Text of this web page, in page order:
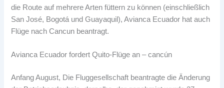
die Route auf mehrere Arten füttern zu können (einschließlich
San José, Bogotá und Guayaquil), Avianca Ecuador hat auch
Flüge nach Cancun beantragt.
Avianca Ecuador fordert Quito-Flüge an – cancún
Anfang August, Die Fluggesellschaft beantragte die Änderung